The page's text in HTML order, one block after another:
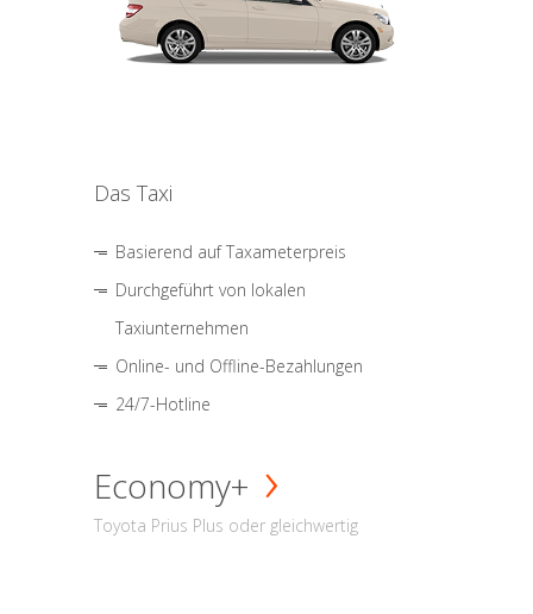
Das Taxi
Basierend auf Taxameterpreis
Durchgeführt von lokalen
Taxiunternehmen
Online- und Offline-Bezahlungen
24/7-Hotline
Economy+
Toyota Prius Plus oder gleichwertig